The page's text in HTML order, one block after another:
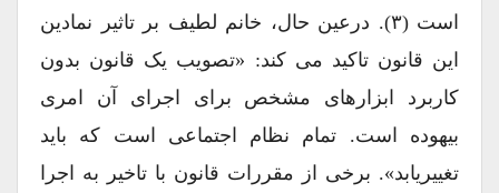
است (۳). درعین حال، خانم لطیف بر تاثیر نمادین
این قانون تاکید می کند: «تصویب یک قانون بدون
کاربرد ابزارهای مشخص برای اجرای آن امری
بیهوده است. تمام نظام اجتماعی است که باید
تغییریابد». برخی از مقررات قانون با تاخیر به اجرا